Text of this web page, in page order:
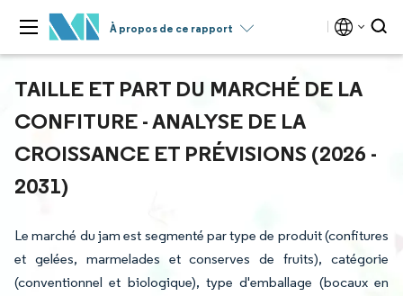
À propos de ce rapport
TAILLE ET PART DU MARCHÉ DE LA
CONFITURE - ANALYSE DE LA
CROISSANCE ET PRÉVISIONS (2026 -
2031)
Le marché du jam est segmenté par type de produit (confitures
et gelées, marmelades et conserves de fruits), catégorie
(conventionnel et biologique), type d'emballage (bocaux en